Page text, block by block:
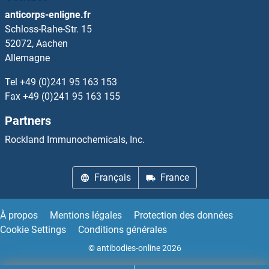
NUP188 Kits ELISA
NUP205 Kits ELISA
NUP35 Kits ELISA
NUP62 Kits ELISA
NUP85 Kits ELISA
anticorps-enligne.fr
Schloss-Rahe-Str. 15
52072, Aachen
Allemagne
Tel +49 (0)241 95 163 153
Fax +49 (0)241 95 163 155
Partners
Rockland Immunochemicals, Inc.
Français France
À propos Mentions légales
Protection des données
Cookie Settings
Conditions générales
© antibodies-online 2026